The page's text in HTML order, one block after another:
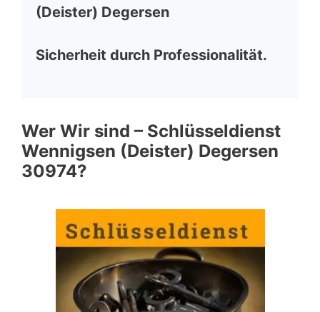
(Deister) Degersen
Sicherheit durch Professionalität.
Wer Wir sind – Schlüsseldienst
Wennigsen (Deister) Degersen
30974?